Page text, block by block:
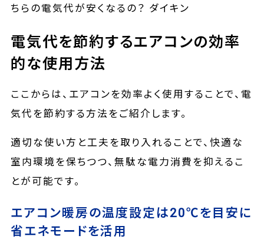
ちらの電気代が安くなるの？ ダイキン
電気代を節約するエアコンの効率
的な使用方法
ここからは、エアコンを効率よく使用することで、電
気代を節約する方法をご紹介します。
適切な使い方と工夫を取り入れることで、快適な
室内環境を保ちつつ、無駄な電力消費を抑えるこ
とが可能です。
エアコン暖房の温度設定は20℃を目安に
省エネモードを活用